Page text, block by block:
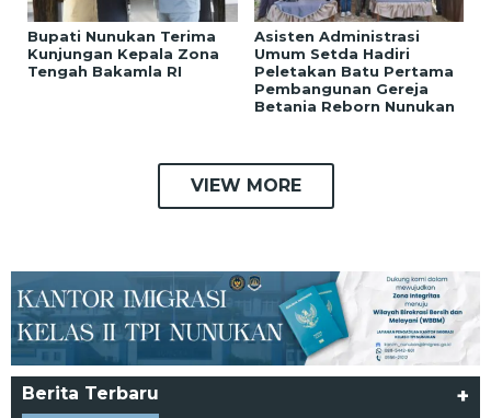
Bupati Nunukan Terima
Kunjungan Kepala Zona
Tengah Bakamla RI
Asisten Administrasi
Umum Setda Hadiri
Peletakan Batu Pertama
Pembangunan Gereja
Betania Reborn Nunukan
VIEW MORE
Berita Terbaru +